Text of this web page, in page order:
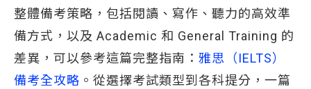
整體備考策略，包括閱讀、寫作、聽力的高效準
備方式，以及 Academic 和 General Training 的
差異，可以參考這篇完整指南： 雅思（IELTS）
備考全攻略 。從選擇考試類型到各科提分，一篇